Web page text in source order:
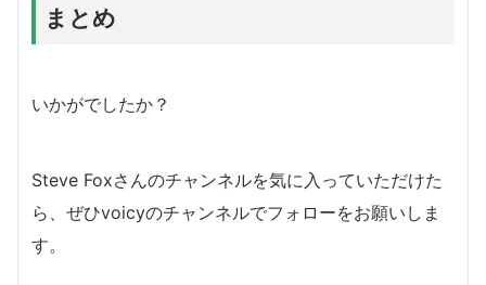
まとめ
いかがでしたか？
Steve Foxさんのチャンネルを気に入っていただけた
ら、ぜひvoicyのチャンネルでフォローをお願いしま
す。